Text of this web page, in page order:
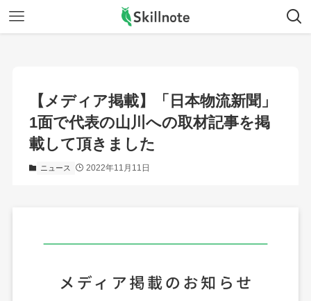
【メディア掲載】「日本物流新聞」
1面で代表の山川への取材記事を掲
載して頂きました
ニュース 2022年11月11日